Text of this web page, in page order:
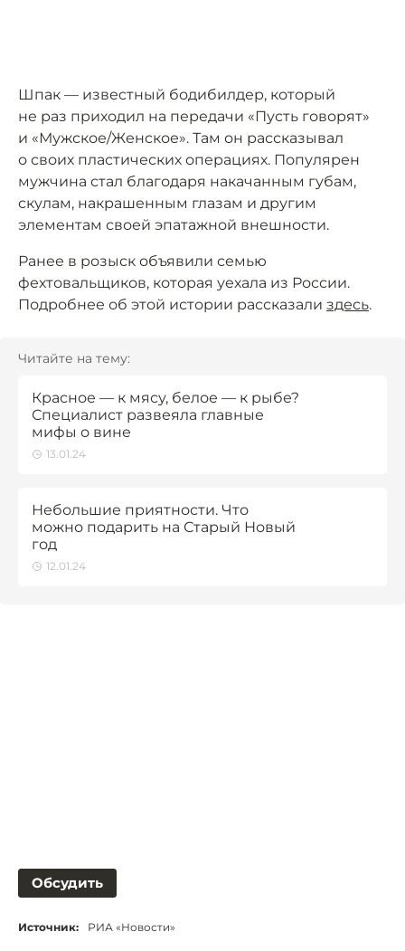
Шпак — известный бодибилдер, который
не раз приходил на передачи «Пусть говорят»
и «Мужское/Женское». Там он рассказывал
о своих пластических операциях. Популярен
мужчина стал благодаря накачанным губам,
скулам, накрашенным глазам и другим
элементам своей эпатажной внешности.
Ранее в розыск объявили семью
фехтовальщиков, которая уехала из России.
Подробнее об этой истории рассказали здесь.
Читайте на тему:
Красное — к мясу, белое — к рыбе?
Специалист развеяла главные
мифы о вине
13.01.24
Небольшие приятности. Что
можно подарить на Старый Новый
год
12.01.24
Обсудить
Источник: РИА «Новости»